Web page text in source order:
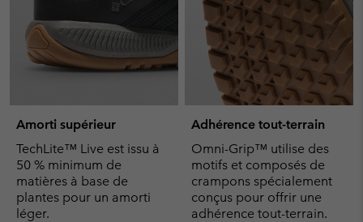
Amorti supérieur
TechLite™ Live est issu à
50 % minimum de
matières à base de
plantes pour un amorti
léger.
Adhérence tout-terrain
Omni-Grip™ utilise des
motifs et composés de
crampons spécialement
conçus pour offrir une
adhérence tout-terrain.